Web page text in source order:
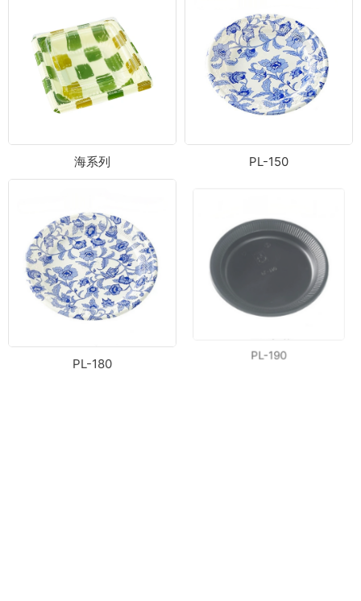
海系列 PL-150
PL-180 PL-190